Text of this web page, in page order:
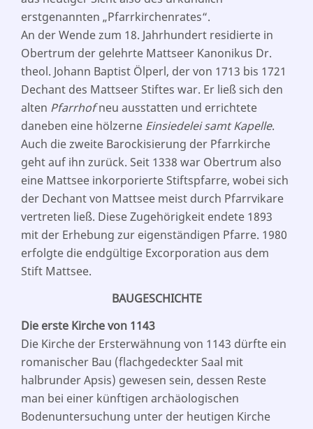
erstgenannten „Pfarrkirchenrates“.
An der Wende zum 18. Jahrhundert residierte in
Obertrum der gelehrte Mattseer Kanonikus Dr.
theol. Johann Baptist Ölperl, der von 1713 bis 1721
Dechant des Mattseer Stiftes war. Er ließ sich den
alten Pfarrhofneu ausstatten und errichtete
daneben eine hölzerne Einsiedelei samt Kapelle.
Auch die zweite Barockisierung der Pfarrkirche
geht auf ihn zurück. Seit 1338 war Obertrum also
eine Mattsee inkorporierte Stiftspfarre, wobei sich
der Dechant von Mattsee meist durch Pfarrvikare
vertreten ließ. Diese Zugehörigkeit endete 1893
mit der Erhebung zur eigenständigen Pfarre. 1980
erfolgte die endgültige Excorporation aus dem
Stift Mattsee.
BAUGESCHICHTE
Die erste Kirche von 1143
Die Kirche der Ersterwähnung von 1143 dürfte ein
romanischer Bau (flachgedeckter Saal mit
halbrunder Apsis) gewesen sein, dessen Reste
man bei einer künftigen archäologischen
Bodenuntersuchung unter der heutigen Kirche